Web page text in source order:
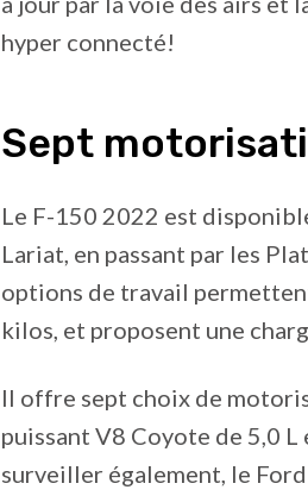
hyper connecté!
Sept
Le F-150 2022 est
Lariat, en passant par les
options de travail
kilos, et proposent une
Il offre sept choix de
puissant V8 Coyote de 5,0
surveiller également, le